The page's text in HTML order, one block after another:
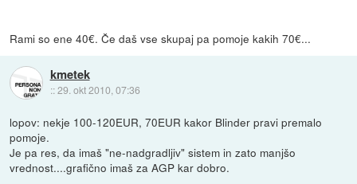
Rami so ene 40€. Če daš vse skupaj pa pomoje kakih 70€...
kmetek
::29. okt 2010, 07:36
lopov: nekje 100-120EUR, 70EUR kakor Blinder pravi premalo
pomoje.
Je pa res, da imaš "ne-nadgradljiv" sistem in zato manjšo
vrednost....grafično imaš za AGP kar dobro.